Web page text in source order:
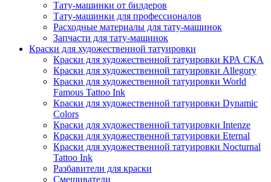
Тату-машинки от билдеров
Тату-машинки для профессионалов
Расходные материалы для тату-машинок
Запчасти для тату-машинок
Краски для художественной татуировки
Краски для художественной татуировки КРА СКА
Краски для художественной татуировки Allegory
Краски для художественной татуировки World
Famous Tattoo Ink
Краски для художественной татуировки Dynamic
Colors
Краски для художественной татуировки Intenze
Краски для художественной татуировки Eternal
Краски для художественной татуировки Nocturnal
Tattoo Ink
Разбавители для краски
Смешиватели